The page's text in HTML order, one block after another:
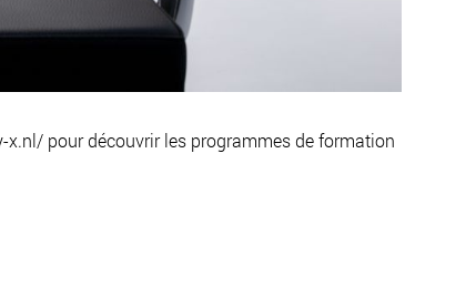
pour découvrir les programmes de formation